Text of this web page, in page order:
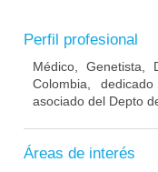
Perfil profesional
Médico, Genetista,
Colombia,
asociado del Depto
Áreas de interés